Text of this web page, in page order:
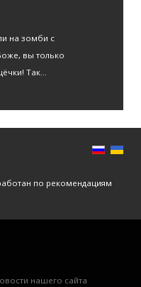
на зомби с
вы только
Так...
по рекомендациям
нашего сайта